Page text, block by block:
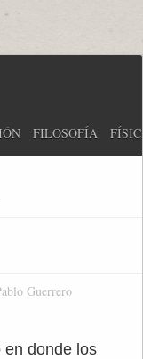
FILOSOFÍA
Guerrero
en donde los